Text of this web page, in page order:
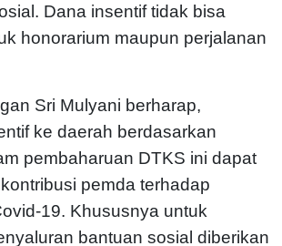
Dana insentif tidak bisa
honorarium maupun perjalanan
Sri Mulyani berharap,
ke daerah berdasarkan
pembaharuan DTKS ini dapat
pemda terhadap
19. Khususnya untuk
bantuan sosial diberikan